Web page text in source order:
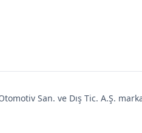
San. ve Dış Tic. A.Ş.